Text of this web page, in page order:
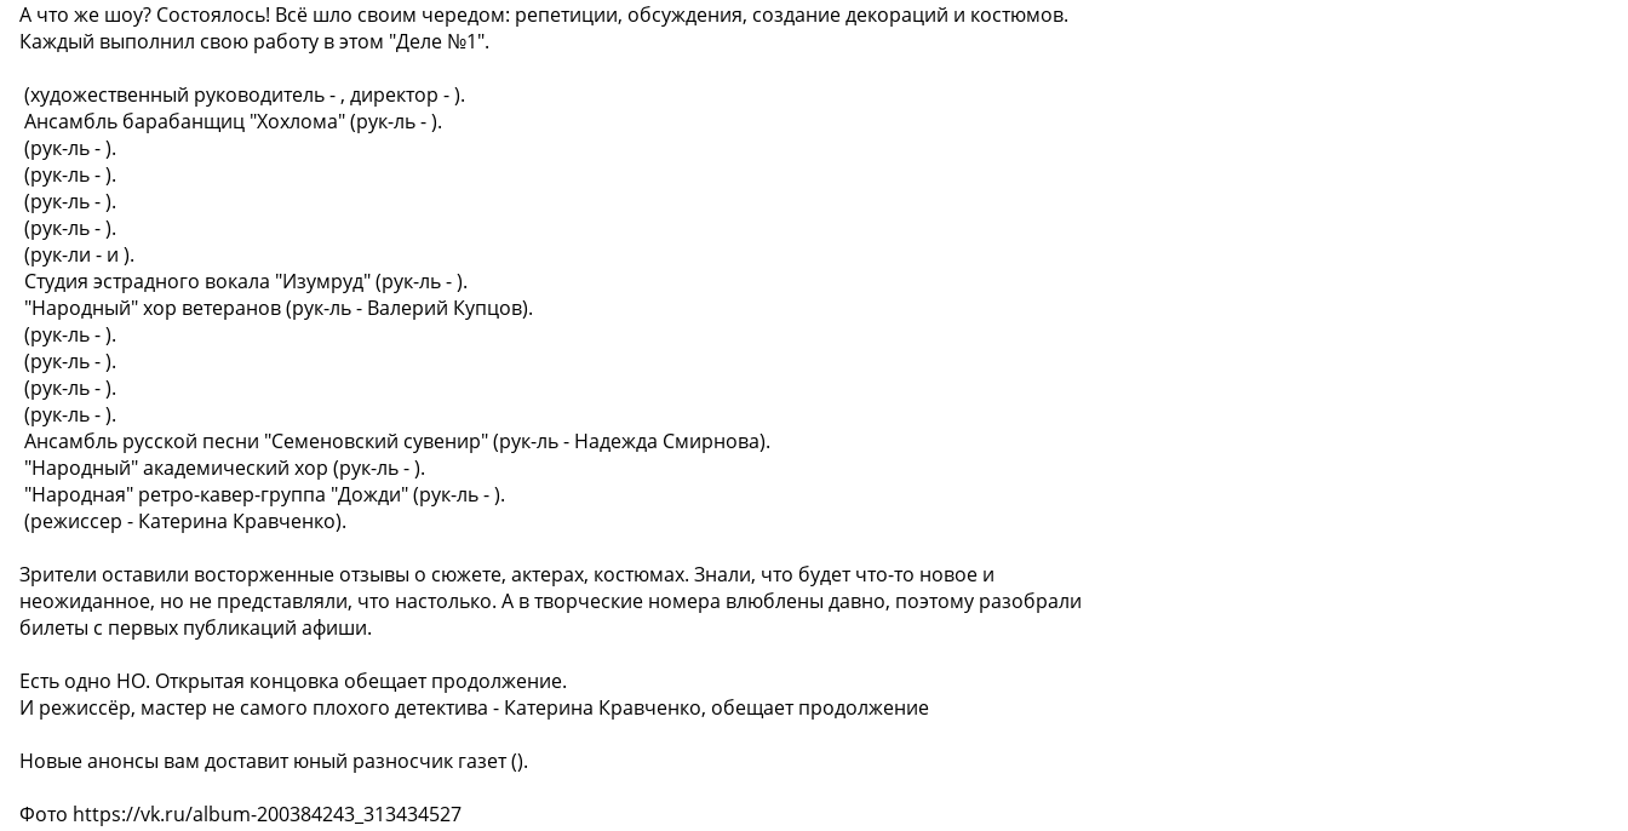
А что же шоу? Состоялось! Всё шло своим чередом: репетиции, обсуждения, создание декораций и костюмов.
Каждый выполнил свою работу в этом "Деле №1".
️ (художественный руководитель - , директор - ).
️ Ансамбль барабанщиц "Хохлома" (рук-ль - ).
️ (рук-ль - ).
️ (рук-ль - ).
️ (рук-ль - ).
️ (рук-ль - ).
️ (рук-ли - и ).
️ Студия эстрадного вокала "Изумруд" (рук-ль - ).
️ "Народный" хор ветеранов (рук-ль - Валерий Купцов).
️ (рук-ль - ).
️ (рук-ль - ).
️ (рук-ль - ).
️ (рук-ль - ).
️ Ансамбль русской песни "Семеновский сувенир" (рук-ль - Надежда Смирнова).
️ "Народный" академический хор (рук-ль - ).
️ "Народная" ретро-кавер-группа "Дожди" (рук-ль - ).
️ (режиссер - Катерина Кравченко).
Зрители оставили восторженные отзывы о сюжете, актерах, костюмах. Знали, что будет что-то новое и
неожиданное, но не представляли, что настолько. А в творческие номера влюблены давно, поэтому разобрали
билеты с первых публикаций афиши.
Есть одно НО. Открытая концовка обещает продолжение.
И режиссёр, мастер не самого плохого детектива - Катерина Кравченко, обещает продолжение
Новые анонсы вам доставит юный разносчик газет ().
Фото https://vk.ru/album-200384243_313434527